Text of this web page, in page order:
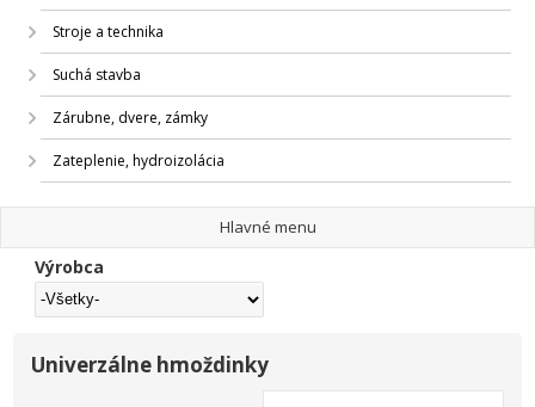
Stroje a technika
Suchá stavba
Zárubne, dvere, zámky
Zateplenie, hydroizolácia
Hlavné menu
Výrobca
Univerzálne hmoždinky